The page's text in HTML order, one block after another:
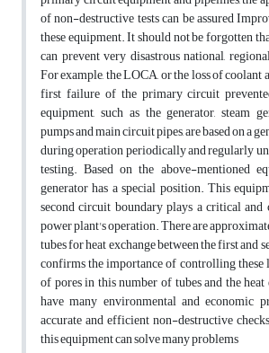
of non-destructive tests can be assured
these equipment. It should not be forgotten
can prevent very disastrous national,
For example, the LOCA, or the loss of coolant
first failure of the primary circuit
equipment, such as the generator, steam
pumps and main circuit pipes, are based on a
during operation periodically and regularly
testing. Based on the above-mentioned
generator has a special position. This
second circuit boundary plays a critical
power plant's operation. There are
tubes for heat exchange between the first and
confirms the importance of controlling these
of pores in this number of tubes and the
have many environmental and economic
accurate and efficient non-destructive
this equipment can solve many problems